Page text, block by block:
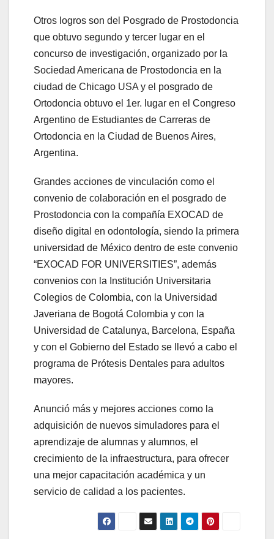
Otros logros son del Posgrado de Prostodoncia
que obtuvo segundo y tercer lugar en el
concurso de investigación, organizado por la
Sociedad Americana de Prostodoncia en la
ciudad de Chicago USA y el posgrado de
Ortodoncia obtuvo el 1er. lugar en el Congreso
Argentino de Estudiantes de Carreras de
Ortodoncia en la Ciudad de Buenos Aires,
Argentina.
Grandes acciones de vinculación como el
convenio de colaboración en el posgrado de
Prostodoncia con la compañía EXOCAD de
diseño digital en odontología, siendo la primera
universidad de México dentro de este convenio
“EXOCAD FOR UNIVERSITIES”, además
convenios con la Institución Universitaria
Colegios de Colombia, con la Universidad
Javeriana de Bogotá Colombia y con la
Universidad de Catalunya, Barcelona, España
y con el Gobierno del Estado se llevó a cabo el
programa de Prótesis Dentales para adultos
mayores.
Anunció más y mejores acciones como la
adquisición de nuevos simuladores para el
aprendizaje de alumnas y alumnos, el
crecimiento de la infraestructura, para ofrecer
una mejor capacitación académica y un
servicio de calidad a los pacientes.